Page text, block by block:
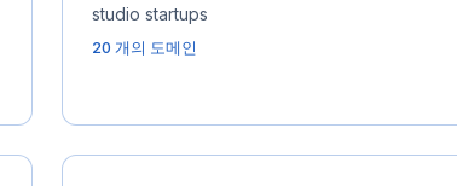
studio startups
20 개의 도메인